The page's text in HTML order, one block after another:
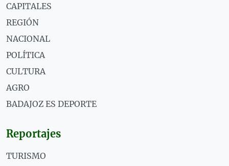
CAPITALES
REGIÓN
NACIONAL
POLÍTICA
CULTURA
AGRO
BADAJOZ ES DEPORTE
Reportajes
TURISMO